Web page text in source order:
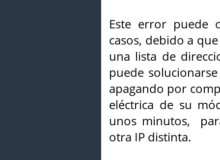
Este error puede
casos, debido a
una lista de
puede
apagando por
eléctrica de su
unos minutos,
otra IP distinta.